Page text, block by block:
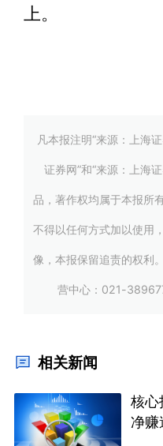
上。
凡本报注明“来源：上海
证券网”和“来源：上海
品，著作权均属于本报所
不得以任何方式加以使用
像，本报保留追责的权利
营中心：021-
相关新闻
核心
净赚